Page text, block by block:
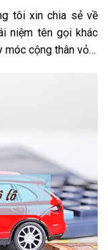
tôi xin chia sẻ về
niệm tên gọi khác
móc cộng thân vỏ…